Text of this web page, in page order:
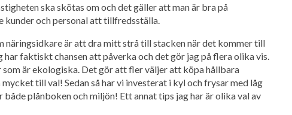
ska skötas om och det gäller att man är bra på
kunder och personal att tillfredsställa.
näringsidkare är att dra mitt strå till stacken när det kommer till
faktiskt chansen att påverka och det gör jag på flera olika vis.
är ekologiska. Det gör att fler väljer att köpa hållbara
till val! Sedan så har vi investerat i kyl och frysar med låg
plånboken och miljön! Ett annat tips jag har är olika val av